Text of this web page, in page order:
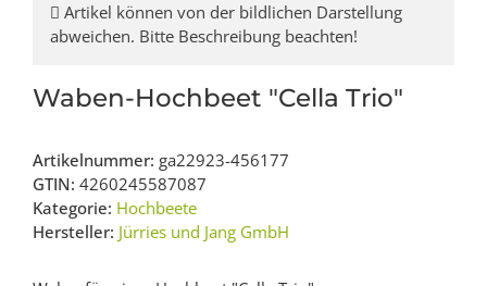
Artikel können von der bildlichen Darstellung
abweichen. Bitte Beschreibung beachten!
Waben-Hochbeet "Cella Trio"
Artikelnummer: ga22923-456177
GTIN: 4260245587087
Kategorie: Hochbeete
Hersteller: Jürries und Jang GmbH